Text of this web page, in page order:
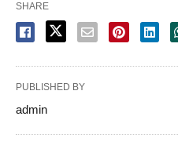
SHARE
PUBLISHED BY
admin